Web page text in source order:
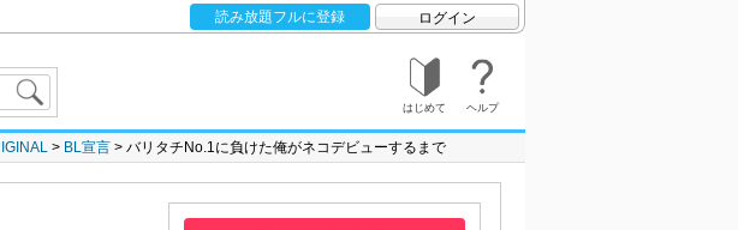
読み放題フルに登録 ログイン
はじめて ヘルプ
BL宣言 バリタチNo.1に負けた俺がネコデビューするまで